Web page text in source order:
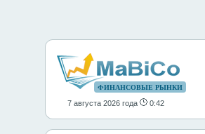
ФИНАНСОВЫЕ РЫНКИ
7 августа 2026 года 0:42